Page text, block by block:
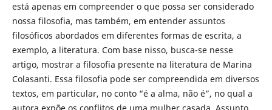
está apenas em compreender o que possa ser considerado
nossa filosofia, mas também, em entender assuntos
filosóficos abordados em diferentes formas de escrita, a
exemplo, a literatura. Com base nisso, busca-se nesse
artigo, mostrar a filosofia presente na literatura de Marina
Colasanti. Essa filosofia pode ser compreendida em diversos
textos, em particular, no conto “é a alma, não é”, no qual a